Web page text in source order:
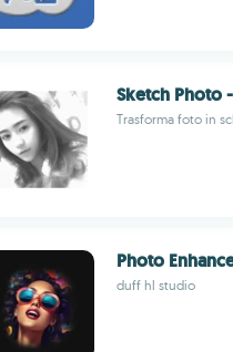
Sketch Photo
Trasforma foto in
Photo
duff hl studio